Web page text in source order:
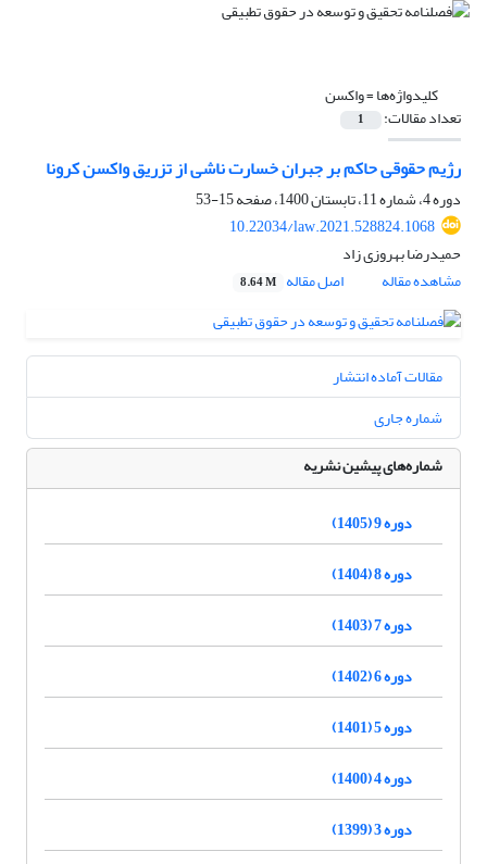
کلیدواژه‌ها =واکسن
تعداد مقالات: 1
رژیم حقوقی حاکم بر جبران خسارت ناشی از تزریق واکسن کرونا
دوره 4، شماره 11، تابستان 1400، صفحه
15-53
10.22034/law.2021.528824.1068
حمیدرضا بهروزی زاد
مشاهده مقاله
اصل مقاله 8.64 M
مقالات آماده انتشار
شماره جاری
شماره‌های پیشین نشریه
دوره 9 (1405)
دوره 8 (1404)
دوره 7 (1403)
دوره 6 (1402)
دوره 5 (1401)
دوره 4 (1400)
دوره 3 (1399)